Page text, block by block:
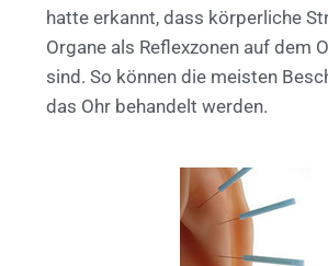
hatte erkannt, dass körperliche
Organe als Reflexzonen auf dem
sind. So können die meisten
das Ohr behandelt werden.